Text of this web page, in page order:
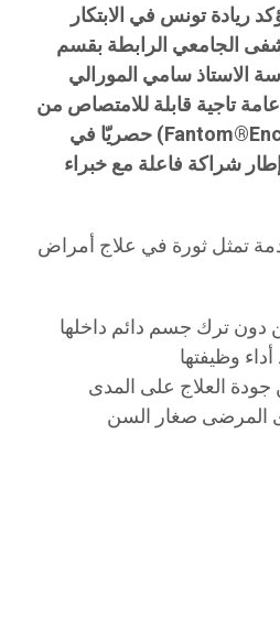
ريادة تونس في الابتكار
الجامعي الرابطة بقسم
الاستاذ سامي المورالي
تاجية قابلة للامتصاص من
الجيل الثالث (Fantom®️Encore) حصريّا في
شراكة فاعلة مع خبراء
تمثل ثورة في علاج أمراض
دون ترك جسم دائم داخلها
وظيفتها
العلاج على المدى
المرضى صغار السن